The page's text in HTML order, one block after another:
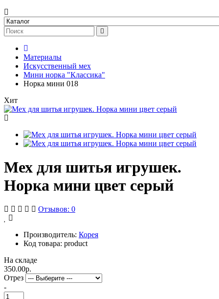
Материалы
Искусственный мех
Мини норка "Классика"
Норка мини 018
Хит
Мех для шитья игрушек.
Норка мини цвет серый
Отзывов: 0
Производитель: Корея
Код товара: product
На складе
350.00р.
Отрез
-